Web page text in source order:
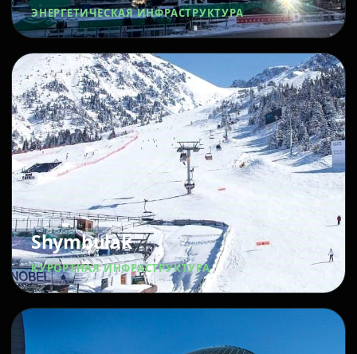
ЭНЕРГЕТИЧЕСКАЯ ИНФРАСТРУКТУРА
Shymbulak
КУРОРТНАЯ ИНФРАСТРУКТУРА